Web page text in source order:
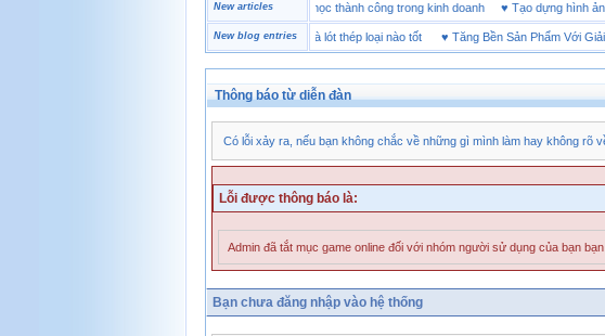
New articles
Một số câu hỏi phỏng vấn “đặc biệt” của Microsoft 4 bài học thành công trong kinh doanh♥Tạo dựng
New blog entries
Giày bảo hộ lót Kevlar và lót thép loại nào tốt♥ Tăng Bền Sản Phẩm Với Giải
Thông báo từ diễn đàn
Có lỗi xảy ra, nếu bạn không chắc về những gì mình làm hay không rõ
Lỗi được thông báo là:
Admin đã tắt mục game online đối với nhóm người sử dụng của bạn
Bạn chưa đăng nhập vào hệ thống